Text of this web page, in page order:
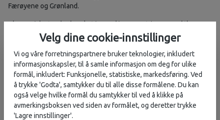
Færøyene og Grønland.
The Danish standard socket is used in 9 countries around the
world. Our SKROSS® Country Adapter Europe to Denmark
provides a reliable and easy connection fordevices with a Euro
plug or Safety plug CEE 7/7, safely enabling the use of power
hungry devices such as laptops and hairdryers.
Vurderinger
Velg dine cookie-innstillinger
Vi og våre forretningspartnere bruker teknologier, inkludert
informasjonskapsler, til å samle informasjon om deg for ulike
formål, inkludert: Funksjonelle, statistiske, markedsføring. Ved
å trykke 'Godta', samtykker du til alle disse formålene. Du kan
også velge hvilke formål du samtykker til ved å klikke på
avmerkingsboksen ved siden av formålet, og deretter trykke
'Lagre innstillinger'.